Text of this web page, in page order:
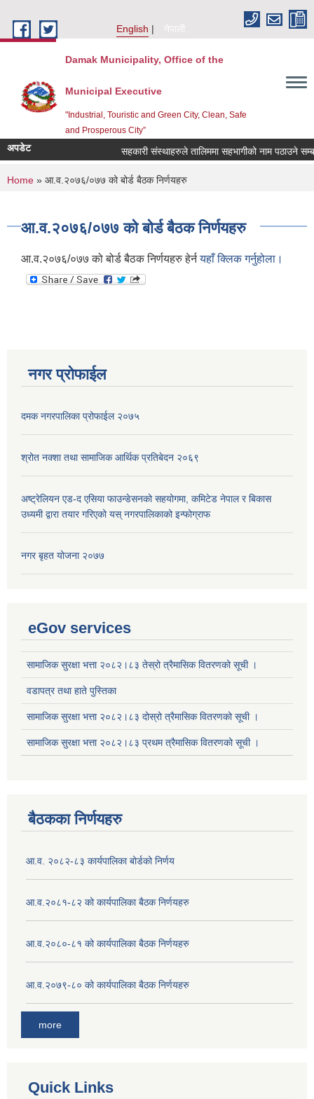
English
नेपाली
Damak Municipality, Office of the
Municipal Executive
"Industrial, Touristic and Green City, Clean, Safe
and Prosperous City”
अपडेट सहकारी संस्थाहरुले तालिममा सहभागीको नाम पठाउने
You are here
Home » आ.व.२०७६/०७७ को बोर्ड बैठक निर्णयहरु
आ.व.२०७६/०७७ को बोर्ड बैठक निर्णयहरु
आ.व.२०७६/०७७ को बोर्ड बैठक निर्णयहरु हेर्नयहाँ क्लिक गर्नुहोला।
नगर प्रोफाईल
दमक नगरपालिका प्रोफाईल २०७५
श्रोत नक्शा तथा सामाजिक आर्थिक प्रतिबेदन २०६९
अष्ट्रेलियन एड-द एसिया फाउन्डेसनको सहयोगमा, कमिटेड नेपाल र बिकास
उध्यमी द्वारा तयार गरिएको यस् नगरपालिकाको इन्फोग्राफ
नगर बृहत योजना २०७७
eGov services
सामाजिक सुरक्षा भत्ता २०८२।८३ तेस्रो त्रैमासिक वितरणको सूची ।
वडापत्र तथा हाते पुस्तिका
सामाजिक सुरक्षा भत्ता २०८२।८३ दोस्रो त्रैमासिक वितरणको सूची ।
सामाजिक सुरक्षा भत्ता २०८२।८३ प्रथम त्रैमासिक वितरणको सूची ।
बैठकका निर्णयहरु
आ.व. २०८२-८३ कार्यपालिका बोर्डको निर्णय
आ.व.२०८१-८२ को कार्यपालिका बैठक निर्णयहरु
आ.व.२०८०-८१ को कार्यपालिका बैठक निर्णयहरु
आ.व.२०७९-८० को कार्यपालिका बैठक निर्णयहरु
more
Quick Links